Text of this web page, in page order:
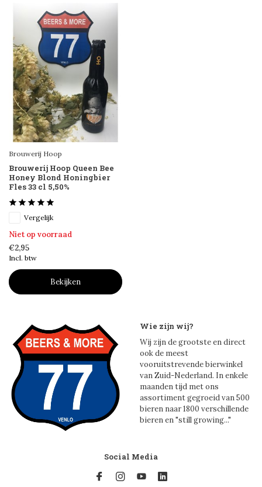
Brouwerij Hoop
Brouwerij Hoop Queen Bee
Honey Blond Honingbier
Fles 33 cl 5,50%
Vergelijk
Niet op voorraad
€2,95
Incl. btw
Bekijken
Wie zijn wij?
Wij zijn de grootste en direct
ook de meest
vooruitstrevende bierwinkel
van Zuid-Nederland. In enkele
maanden tijd met ons
assortiment gegroeid van 500
bieren naar 1800 verschillende
bieren en "still growing..."
Social Media